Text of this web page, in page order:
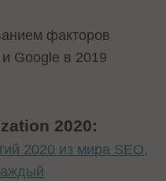
факторов
Google в 2019
2020:
2020 из мира SEO,